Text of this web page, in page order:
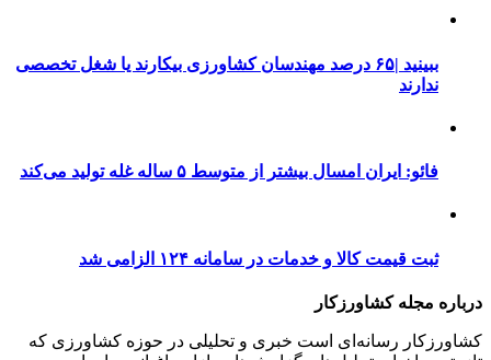
ببینید |۶۵ درصد مهندسان کشاورزی بیکارند یا شغل تخصصی
ندارند
فائو: ایران امسال بیشتر از متوسط ۵ ساله غله تولید می‌کند
ثبت قیمت کالا و خدمات در سامانه ۱۲۴ الزامی شد
درباره مجله کشاورزکار
کشاورزکار رسانه‌ای است خبری و تحلیلی در حوزه کشاورزی که